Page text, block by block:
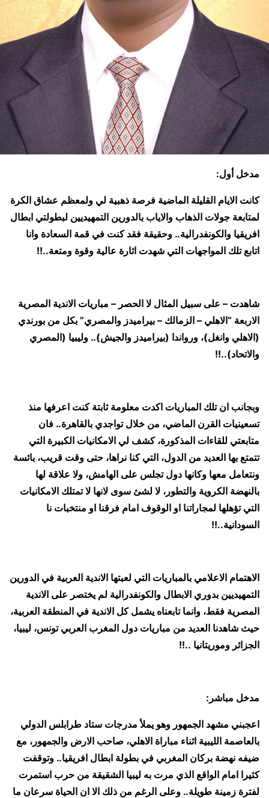
مدخل أول:
كانت الايام القليلة الماضية فرصة ذهبية لي ولمعظم عشاق الكرة
لمتابعة جولات الذهاب والاياب بالدورين التمهيديين لبطولتي ابطال
افريقيا والكونفدرالية.. وحقيقة فقد كنت في قمة السعادة وانا
اتابع تلك المواجهات التي شهدت اثارة عالية وقوة ومتعة..!!
شاهدت – على سبيل المثال لا الحصر – مباريات الاندية المصرية
الاربعة “الاهلي – الزمالك – بيراميدز والمصري” بكل من بورندي
(الاهلي وانغل)، ورواندا (بيراميدز والجيش).. وليبيا (المصري
والاتحاد)..!!
وبجانب ان تلك المباريات اكدت معلومة ثابتة كنت اعرفها منذ
تسعينيات القرن الماضي، من خلال تواجدي بالقاهرة.. فان
متابعتي للقاءات المذكورة، كشف لي الامكانيات الكبيرة التي
تتمتع بها العديد من الدول، التي كنا نراها، حتى وقت قريب، بائسة
ونتعامل معها وكانها دول تجلس على الهامش، ولا علاقة لها
بالنهضة الكروية والتطور، لا لشئ سوى لانها لا تمتلك الامكانيات
التي تؤهلها لمجاراتنا او الوقوف امام فرقنا او منتخبات نا
السودانية..!!
الاهتمام الاعلامي بالمباريات التي لعبتها الاندية العربية في الدورين
التمهيديين بدوري الابطال والكونفدرالية لم يختصر على الاندية
المصرية فقط، وانما تابعناه يشمل كل الاندية في المنطقة العربية،
حيث شاهدنا العديد من مباريات دول المغرب العربي تونس، ليبيا،
الجزائر وموريتانيا ..!!
مدخل مباشر:
اعجبني مشهد الجمهور وهو يملأ مدرجات ستاد طرابلس الدولي
بالعاصمة الليبية اثناء مباراة الاهلي، صاحب الارض والجمهور، مع
ضيفه نهضة بركان المغربي في بطولة ابطال افريقيا.. وتوقفت
كثيرا امام الواقع الذي مرت به ليبيا الشقيقة من حرب استمرت
لفترة زمينة طويلة.. وعلى الرغم من ذلك الا ان الحياة سرعان ما